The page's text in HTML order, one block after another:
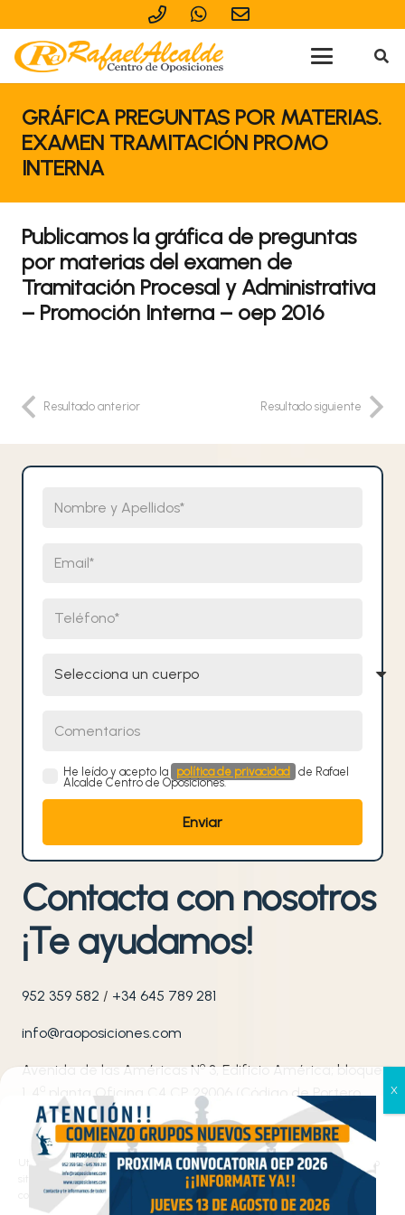
Gestionar el consentimiento
de las cookies
Utilizamos cookies propias y de terceros para analizar el tráfico en nuestro
sitio web y personalizar el contenido. Puede aceptar todas las cookies,
configurarlas según sus preferencias o rechazarlas.
GRÁFICA PREGUNTAS POR MATERIAS.
EXAMEN TRAMITACIÓN PROMO
INTERNA
Publicamos la gráfica de preguntas
por materias del examen de
Tramitación Procesal y Administrativa
– Promoción Interna – oep 2016
Resultado anterior Resultado siguiente
He leído y acepto la política de privacidad
de Rafael
Alcalde Centro de Oposiciones.
Contacta con nosotros
¡Te ayudamos!
952 359 582 / +34 645 789 281
info@raoposiciones.com
Avenida de las Américas No3, Edificio América; bloque
planta Oficina C4 CP 29006 (Código de Portero
1019)
Síguenos en nuestras redes sociales